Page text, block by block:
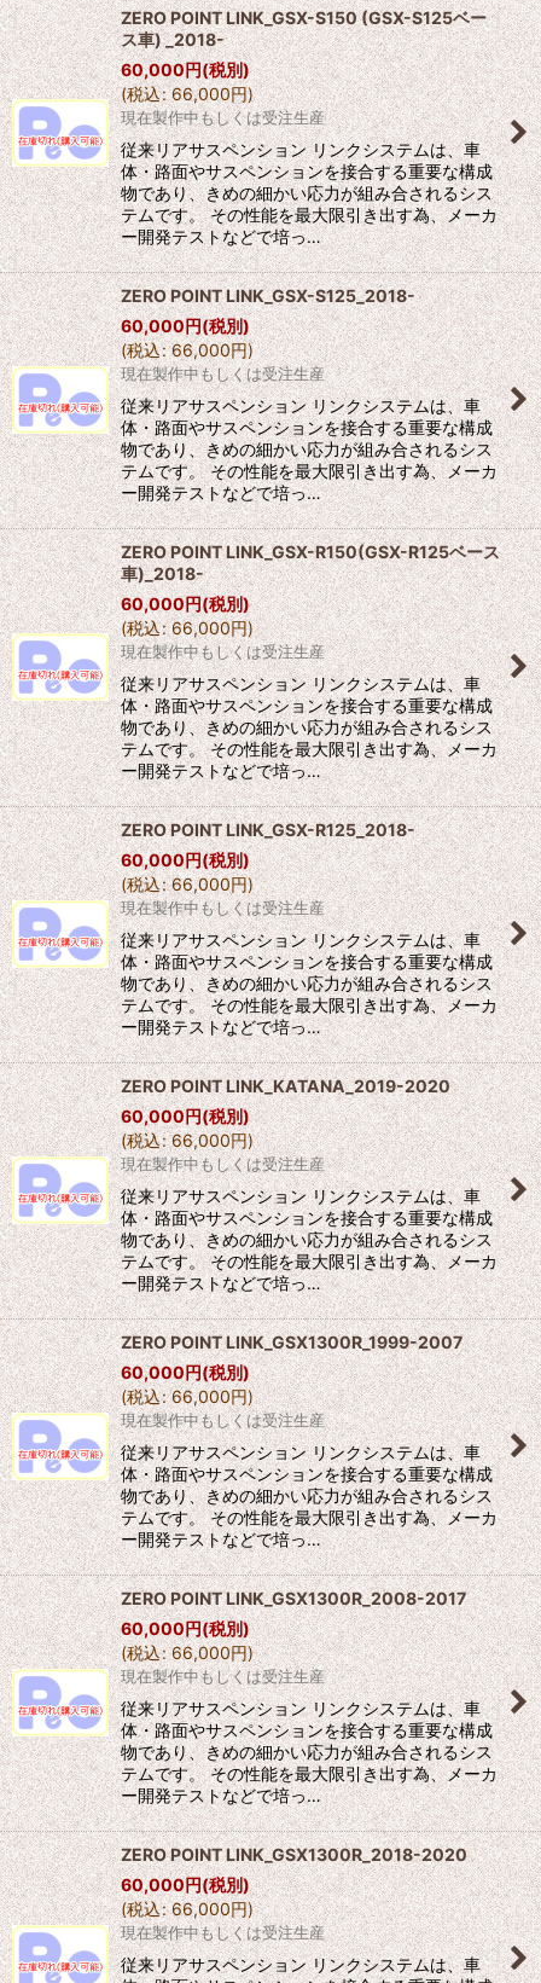
ZERO POINT LINK_GSX-S150 (GSX-S125ベー
ス車) _2018-
60,000円(税別)
(税込: 66,000円)
現在製作中もしくは受注生産
従来リアサスペンション リンクシステムは、車
体・路面やサスペンションを接合する重要な構成
物であり、きめの細かい応力が組み合されるシス
テムです。 その性能を最大限引き出す為、メーカ
ー開発テストなどで培っ…
ZERO POINT LINK_GSX-S125_2018-
60,000円(税別)
(税込: 66,000円)
現在製作中もしくは受注生産
従来リアサスペンション リンクシステムは、車
体・路面やサスペンションを接合する重要な構成
物であり、きめの細かい応力が組み合されるシス
テムです。 その性能を最大限引き出す為、メーカ
ー開発テストなどで培っ…
ZERO POINT LINK_GSX-R150(GSX-R125ベース
車)_2018-
60,000円(税別)
(税込: 66,000円)
現在製作中もしくは受注生産
従来リアサスペンション リンクシステムは、車
体・路面やサスペンションを接合する重要な構成
物であり、きめの細かい応力が組み合されるシス
テムです。 その性能を最大限引き出す為、メーカ
ー開発テストなどで培っ…
ZERO POINT LINK_GSX-R125_2018-
60,000円(税別)
(税込: 66,000円)
現在製作中もしくは受注生産
従来リアサスペンション リンクシステムは、車
体・路面やサスペンションを接合する重要な構成
物であり、きめの細かい応力が組み合されるシス
テムです。 その性能を最大限引き出す為、メーカ
ー開発テストなどで培っ…
ZERO POINT LINK_KATANA_2019-2020
60,000円(税別)
(税込: 66,000円)
現在製作中もしくは受注生産
従来リアサスペンション リンクシステムは、車
体・路面やサスペンションを接合する重要な構成
物であり、きめの細かい応力が組み合されるシス
テムです。 その性能を最大限引き出す為、メーカ
ー開発テストなどで培っ…
ZERO POINT LINK_GSX1300R_1999-2007
60,000円(税別)
(税込: 66,000円)
現在製作中もしくは受注生産
従来リアサスペンション リンクシステムは、車
体・路面やサスペンションを接合する重要な構成
物であり、きめの細かい応力が組み合されるシス
テムです。 その性能を最大限引き出す為、メーカ
ー開発テストなどで培っ…
ZERO POINT LINK_GSX1300R_2008-2017
60,000円(税別)
(税込: 66,000円)
現在製作中もしくは受注生産
従来リアサスペンション リンクシステムは、車
体・路面やサスペンションを接合する重要な構成
物であり、きめの細かい応力が組み合されるシス
テムです。 その性能を最大限引き出す為、メーカ
ー開発テストなどで培っ…
ZERO POINT LINK_GSX1300R_2018-2020
60,000円(税別)
(税込: 66,000円)
現在製作中もしくは受注生産
従来リアサスペンション リンクシステムは、車